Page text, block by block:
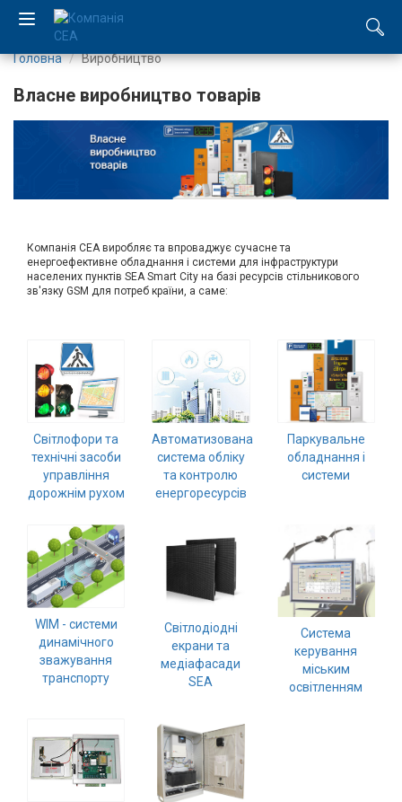
Компанія
Каталог
Виробництво
Послуги
Вакансії
Вхід/
авторизація
Виробники
Контакти
Доставка
Тех.
Підтримка
Головна Виробництво
Власне виробництво товарів
Компанія СЕА виробляє та впроваджує сучасне та
енергоефективне обладнання і системи для інфраструктури
населених пунктів SEA Smart City на базі ресурсів стільникового
зв'язку GSM для потреб країни, а саме:
Світлофори та
технічні засоби
управління
дорожнім рухом
Автоматизована
система обліку
та контролю
енергоресурсів
Паркувальне
обладнання і
системи
WIM - системи
динамічного
зважування
транспорту
Світлодіодні
екрани та
медіафасади
SEA
Система
керування
міським
освітленням